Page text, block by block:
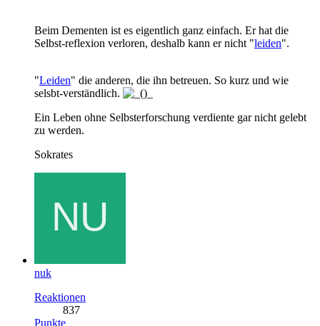
Beim Dementen ist es eigentlich ganz einfach. Er hat die
Selbst-reflexion verloren, deshalb kann er nicht "leiden".
"Leiden" die anderen, die ihn betreuen. So kurz und wie
selsbt-verständlich.
Ein Leben ohne Selbsterforschung verdiente gar nicht gelebt
zu werden.
Sokrates
nuk
Reaktionen
837
Punkte